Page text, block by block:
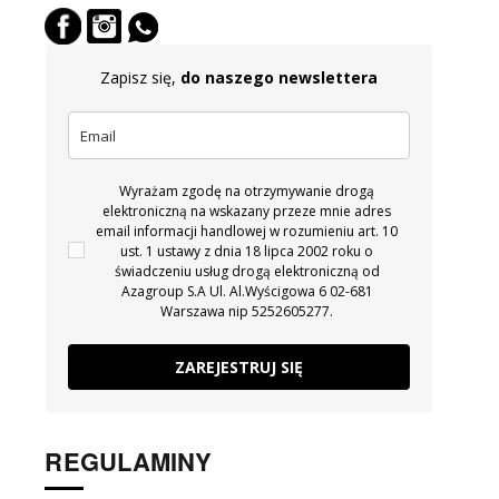
oferty oryginalne modele butów sportowych i
się dużą popularnością i szybko się wyprzedają!
sportowych wykonanych tak, by nie obciążać stopy i
zapewnić jej odpowiednie ułożenie oraz stabilność w
trakcie wszelkich aktywności. Lekkie buty sportowe
dla dziecka mogą być także dodatkowo zdobione
perforacją lub innymi właściwościami, które
zwiększą komfort. Polecamy także
dostępne w wersji sportowej i casualowej.
Sportowe buty chłopięce
Zapisz się, do naszego newslettera
Wyrażam zgodę na otrzymywanie drogą
elektroniczną na wskazany przeze mnie adres
email informacji handlowej w rozumieniu art. 10
ust. 1 ustawy z dnia 18 lipca 2002 roku o
świadczeniu usług drogą elektroniczną od
Azagroup S.A Ul. Al.Wyścigowa 6 02-681
Warszawa nip 5252605277.
ZAREJESTRUJ SIĘ
REGULAMINY